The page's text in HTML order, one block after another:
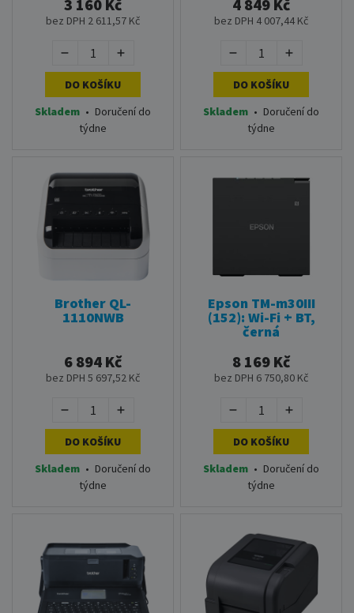
3 160 Kč
bez DPH 2 611,57 Kč
DO KOŠÍKU
Skladem • Doručení do
týdne
4 849 Kč
bez DPH 4 007,44 Kč
DO KOŠÍKU
Skladem • Doručení do
týdne
Brother QL-
1110NWB
6 894 Kč
bez DPH 5 697,52 Kč
DO KOŠÍKU
Skladem • Doručení do
týdne
Epson TM-m30III
(152): Wi-Fi + BT,
černá
8 169 Kč
bez DPH 6 750,80 Kč
DO KOŠÍKU
Skladem • Doručení do
týdne